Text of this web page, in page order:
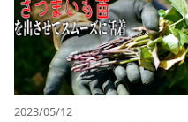
2023/05/12